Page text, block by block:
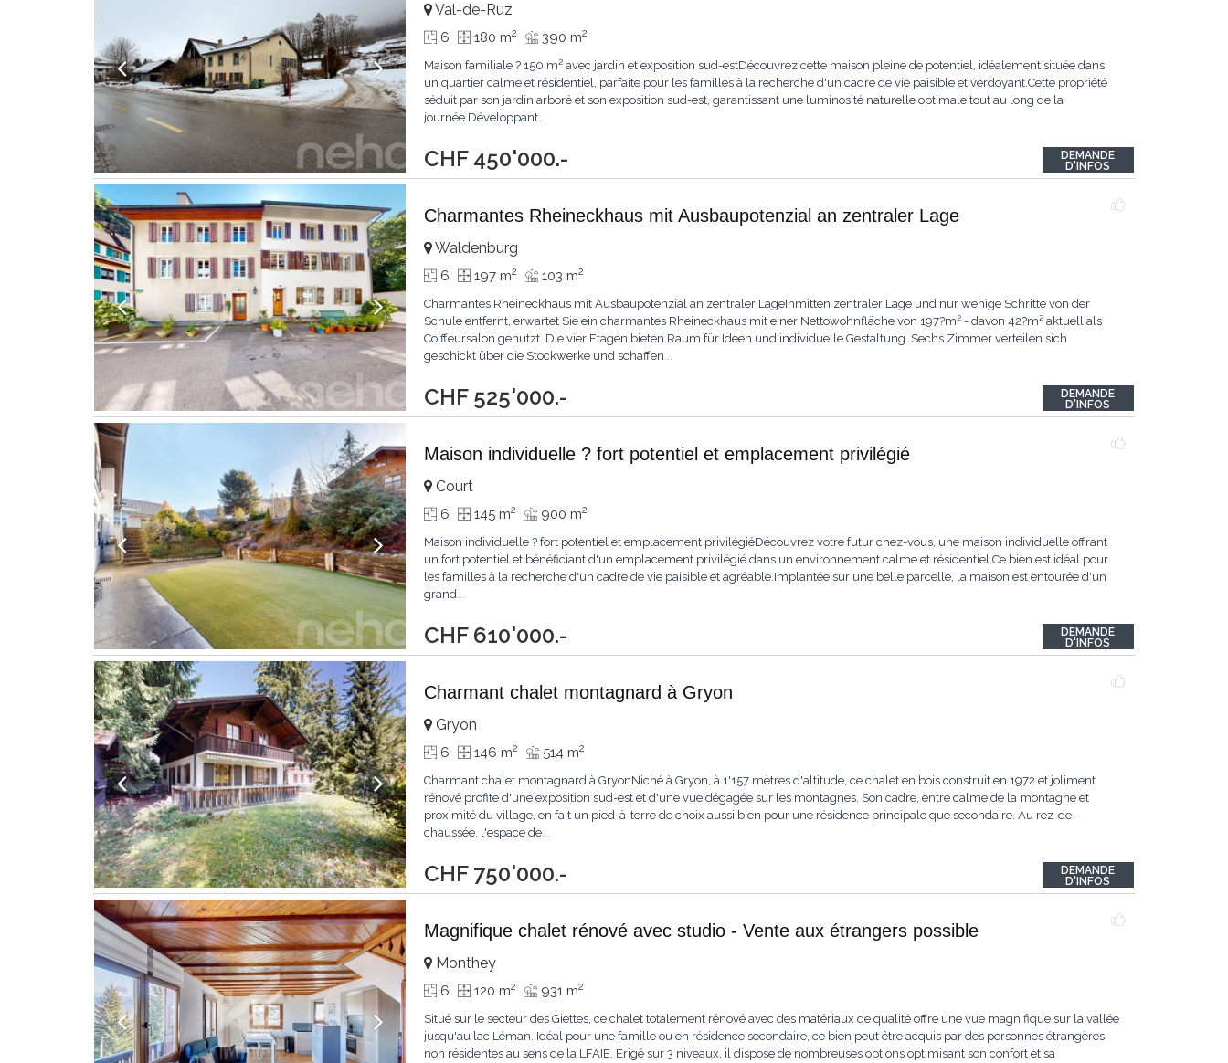
CHF 450'000.-
Val-de-Ruz
6 180 m2 390 m2
Maison familiale ? 150 m² avec jardin et exposition sud-estDécouvrez cette maison pleine de potentiel, idéalement située dans
un quartier calme et résidentiel, parfaite pour les familles à la recherche d'un cadre de vie paisible et verdoyant.Cette propriété
séduit par son jardin arboré et son exposition sud-est, garantissant une luminosité naturelle optimale tout au long de la
journée.Développant...
DEMANDE
D'INFOS
Charmantes Rheineckhaus mit Ausbaupotenzial an zentraler Lage
CHF 525'000.-
Waldenburg
6 197 m2 103 m2
Charmantes Rheineckhaus mit Ausbaupotenzial an zentraler LageInmitten zentraler Lage und nur wenige Schritte von der
Schule entfernt, erwartet Sie ein charmantes Rheineckhaus mit einer Nettowohnfläche von 197?m² - davon 42?m² aktuell als
Coiffeursalon genutzt. Die vier Etagen bieten Raum für Ideen und individuelle Gestaltung. Sechs Zimmer verteilen sich
geschickt über die Stockwerke und schaffen...
DEMANDE
D'INFOS
Maison individuelle ? fort potentiel et emplacement privilégié
CHF 610'000.-
Court
6 145 m2 900 m2
Maison individuelle ? fort potentiel et emplacement privilégiéDécouvrez votre futur chez-vous, une maison individuelle offrant
un fort potentiel et bénéficiant d'un emplacement privilégié dans un environnement calme et résidentiel.Ce bien est idéal pour
les familles à la recherche d'un cadre de vie paisible et agréable.Implantée sur une belle parcelle, la maison est entourée d'un
grand...
DEMANDE
D'INFOS
Charmant chalet montagnard à Gryon
CHF 750'000.-
Gryon
6 146 m2 514 m2
Charmant chalet montagnard à GryonNiché à Gryon, à 1'157 mètres d'altitude, ce chalet en bois construit en 1972 et joliment
rénové profite d'une exposition sud-est et d'une vue dégagée sur les montagnes. Son cadre, entre calme de la montagne et
proximité du village, en fait un pied-à-terre de choix aussi bien pour une résidence principale que secondaire. Au rez-de-
chaussée, l'espace de...
DEMANDE
D'INFOS
Magnifique chalet rénové avec studio - Vente aux étrangers possible
Monthey
6 120 m2 931 m2
Situé sur le secteur des Giettes, ce chalet totalement rénové avec des matériaux de qualité offre une vue magnifique sur la vallée
jusqu'au lac Léman. Idéal pour une famille ou en résidence secondaire, ce bien peut être acquis par des personnes étrangères
non résidentes au sens de la LFAIE. Erigé sur 3 niveaux, il dispose de nombreuses options optimisant son confort et sa